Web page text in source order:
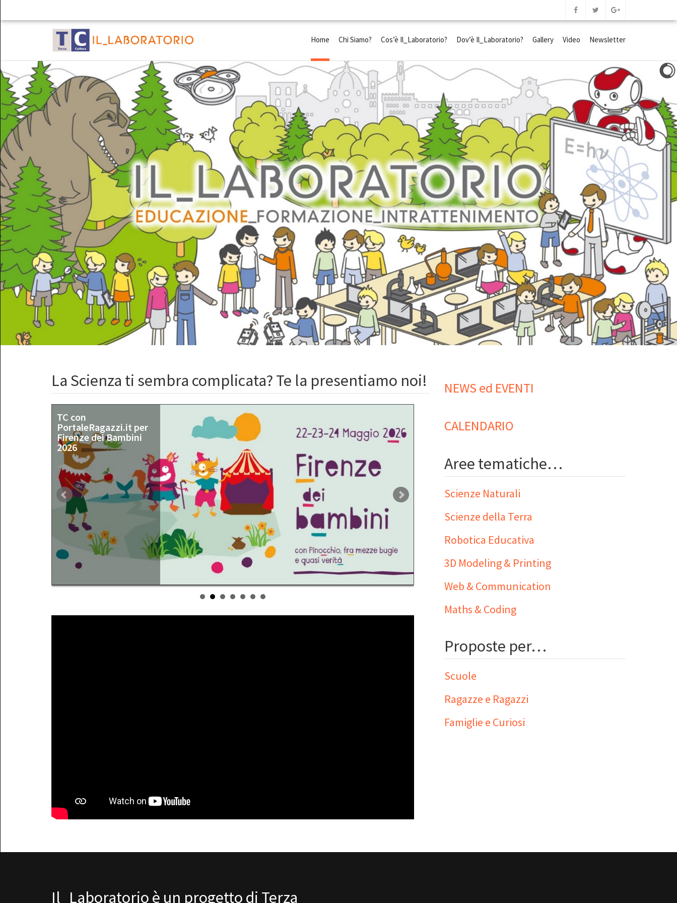
Home Chi Siamo? Cos’è Il_Laboratorio? Dov’è Il_Laboratorio? Gallery Video Newsletter
La Scienza ti sembra complicata? Te la presentiamo noi!
TC con
PortaleRagazzi.it per
Firenze dei Bambini
2026
NEWS ed EVENTI
CALENDARIO
Aree tematiche…
Scienze Naturali
Scienze della Terra
Robotica Educativa
3D Modeling & Printing
Web & Communication
Maths & Coding
Proposte per…
Scuole
Ragazze e Ragazzi
Famiglie e Curiosi
Il_Laboratorio è un progetto di Terza